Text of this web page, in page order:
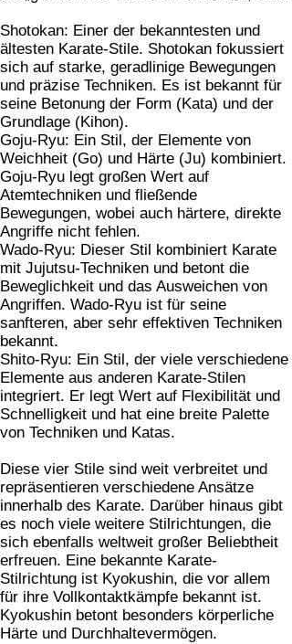
Shotokan: Einer der bekanntesten und
ältesten Karate-Stile. Shotokan fokussiert
sich auf starke, geradlinige Bewegungen
und präzise Techniken. Es ist bekannt für
seine Betonung der Form (Kata) und der
Grundlage (Kihon).
Goju-Ryu: Ein Stil, der Elemente von
Weichheit (Go) und Härte (Ju) kombiniert.
Goju-Ryu legt großen Wert auf
Atemtechniken und fließende
Bewegungen, wobei auch härtere, direkte
Angriffe nicht fehlen.
Wado-Ryu: Dieser Stil kombiniert Karate
mit Jujutsu-Techniken und betont die
Beweglichkeit und das Ausweichen von
Angriffen. Wado-Ryu ist für seine
sanfteren, aber sehr effektiven Techniken
bekannt.
Shito-Ryu: Ein Stil, der viele verschiedene
Elemente aus anderen Karate-Stilen
integriert. Er legt Wert auf Flexibilität und
Schnelligkeit und hat eine breite Palette
von Techniken und Katas.
Diese vier Stile sind weit verbreitet und
repräsentieren verschiedene Ansätze
innerhalb des Karate. Darüber hinaus gibt
es noch viele weitere Stilrichtungen, die
sich ebenfalls weltweit großer Beliebtheit
erfreuen. Eine bekannte Karate-
Stilrichtung ist Kyokushin, die vor allem
für ihre Vollkontaktkämpfe bekannt ist.
Kyokushin betont besonders körperliche
Härte und Durchhaltevermögen.